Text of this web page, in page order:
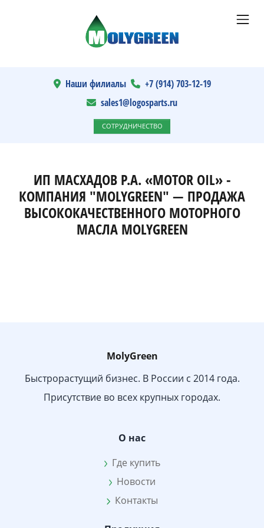
Наши филиалы
+7 (914) 703-12-19
sales1@logosparts.ru
СОТРУДНИЧЕСТВО
ИП МАСХАДОВ Р.А. «MOTOR OIL» -
КОМПАНИЯ "MOLYGREEN" — ПРОДАЖА
ВЫСОКОКАЧЕСТВЕННОГО МОТОРНОГО
МАСЛА MOLYGREEN
MolyGreen
Быстрорастущий бизнес. В России с 2014 года.
Присутствие во всех крупных городах.
О нас
Где купить
Новости
Контакты